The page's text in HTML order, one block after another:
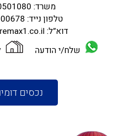
משרד:
טלפון נייד:
דוא”ל:
שלח/י הודעה
נכסים